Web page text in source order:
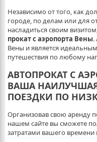
Независимо от того, как
городе, по делам или для
насладиться своим
прокат с аэропорта Вены.
Вены и является
путешествия по любому
АВТОПРОКАТ С
ВАША
ПОЕЗДКИ ПО
Организовав свою аренду
нашем сайте вы сможете
затратами вашего времени